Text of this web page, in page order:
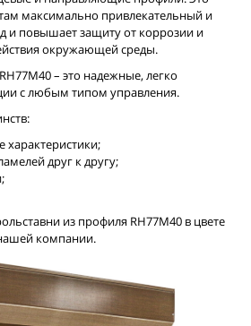
максимально привлекательный и
и повышает защиту от коррозии и
окружающей среды.
– это надежные, легко
с любым типом управления.
характеристики;
друг к другу;
из профиля RH77M40 в цвете
компании.